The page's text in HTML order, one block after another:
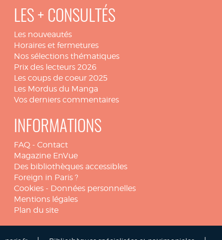
LES + CONSULTÉS
Les nouveautés
Horaires et fermetures
Nos sélections thématiques
Prix des lecteurs 2026
Les coups de coeur 2025
Les Mordus du Manga
Vos derniers commentaires
INFORMATIONS
FAQ - Contact
Magazine EnVue
Des bibliothèques accessibles
Foreign in Paris ?
Cookies - Données personnelles
Mentions légales
Plan du site